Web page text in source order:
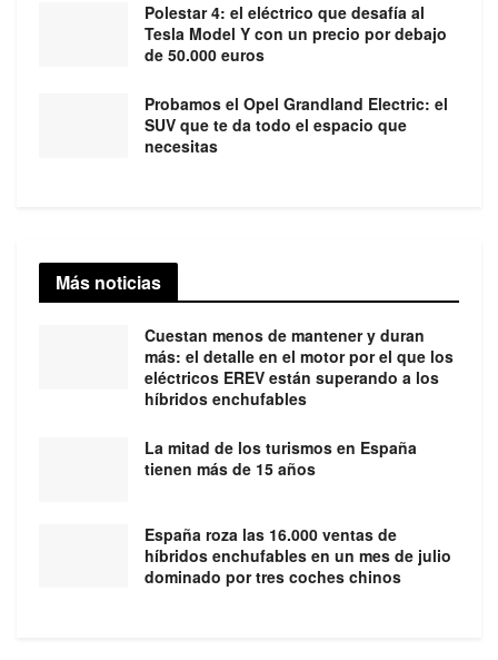
Polestar 4: el eléctrico que desafía al
Tesla Model Y con un precio por debajo
de 50.000 euros
Probamos el Opel Grandland Electric: el
SUV que te da todo el espacio que
necesitas
Más noticias
Cuestan menos de mantener y duran
más: el detalle en el motor por el que los
eléctricos EREV están superando a los
híbridos enchufables
La mitad de los turismos en España
tienen más de 15 años
España roza las 16.000 ventas de
híbridos enchufables en un mes de julio
dominado por tres coches chinos